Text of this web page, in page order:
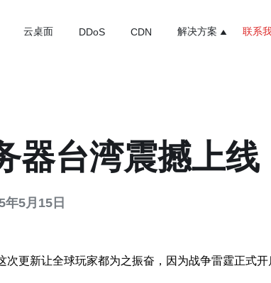
云桌面 DDoS CDN 解决方案 联系
器台湾震撼上线
年5月15日
更新让全球玩家都为之振奋，因为战争雷霆正式